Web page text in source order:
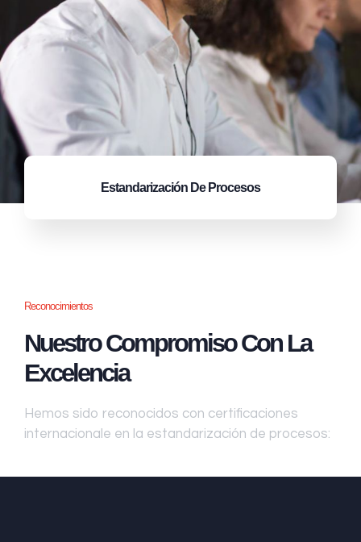
Estandarización De Procesos
Reconocimientos
Nuestro Compromiso Con La
Excelencia
Hemos sido reconocidos con certificaciones
internacionale en la estandarización de procesos: